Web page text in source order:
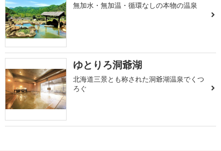
無加水・無加温・循環なしの本物の温泉
ゆとりろ洞爺湖
北海道三景とも称された洞爺湖温泉でくつ
ろぐ